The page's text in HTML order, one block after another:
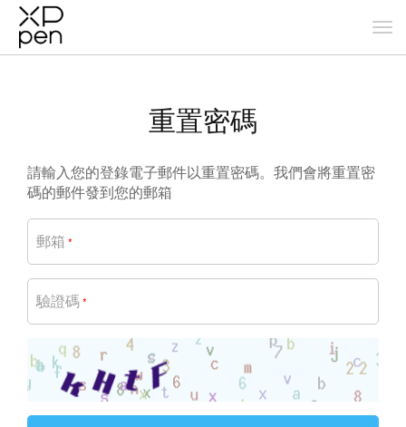
重置密碼
請輸入您的登錄電子郵件以重置密碼。我們會將重置密
碼的郵件發到您的郵箱
郵箱 *
驗證碼*